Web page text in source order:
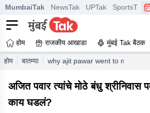
MumbaiTak NewsTak UPTak SportsTak
होम राजकीय आखाडा मुंबई Tak बैठक
होम बातम्या why ajit pawar went to meet
अजित पवार त्यांचे मोठे बंधु श्रीनिवास
काय घडलं?